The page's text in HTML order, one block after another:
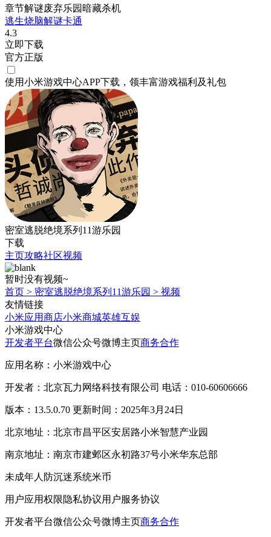
章节解谜废弃乐园暗藏杀机
逃生烧脑解谜卡通
4.3
立即下载
官方正版
使用小米游戏中心APP下载 ，领丰富游戏福利 及礼包
密室逃脱绝境系列11游乐园
下载
主页攻略社区视频
暂时没有视频~
首页 > 密室逃脱绝境系列11游乐园 > 视频
友情链接
小米应用商店小米商城英雄互娱
小米游戏中心
开发者平台微信公众号微博主页商务合作
应用名称：小米游戏中心
开发者：北京瓦力网络科技有限公司 电话：010-60606666
版本：13.5.0.70 更新时间：2025年3月24日
北京地址：北京市昌平区安居路小米智慧产业园
南京地址：南京市建邺区永初路37号小米华东总部
未成年人防沉迷系统米币
用户应用权限隐私协议用户服务协议
开发者平台微信公众号微博主页商务合作